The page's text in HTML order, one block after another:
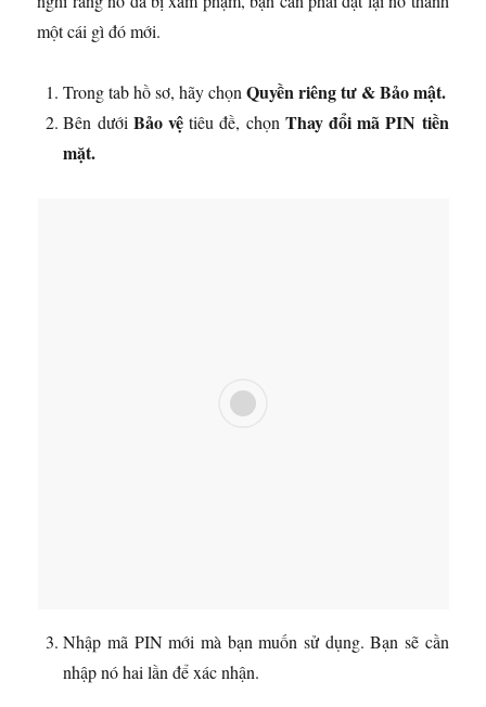
một cái gì đó mới.
Trong tab hồ sơ, hãy chọnQuyền riêng tư & Bảo mật.
Bên dưới Bảo vệ tiêu đề, chọn Thay đổi mã PIN tiền
mặt.
Nhập mã PIN mới mà bạn muốn sử dụng. Bạn sẽ cần
nhập nó hai lần để xác nhận.